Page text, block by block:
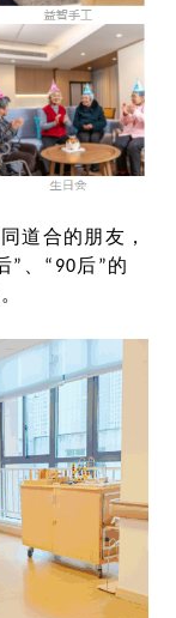
道合的朋友，
” 、 “90后”的